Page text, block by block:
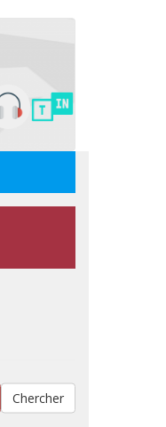
Chercher